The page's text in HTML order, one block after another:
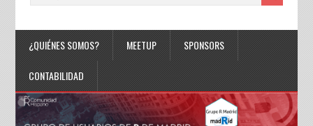
¿QUIÉNES SOMOS? MEETUP SPONSORS
CONTABILIDAD